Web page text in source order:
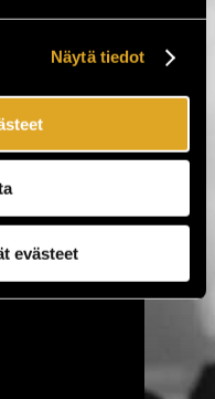
Näytä tiedot
evästeet